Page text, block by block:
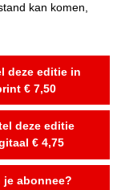
kan komen,
deze editie in
€ 7,50
deze editie
€ 4,75
je abonnee?